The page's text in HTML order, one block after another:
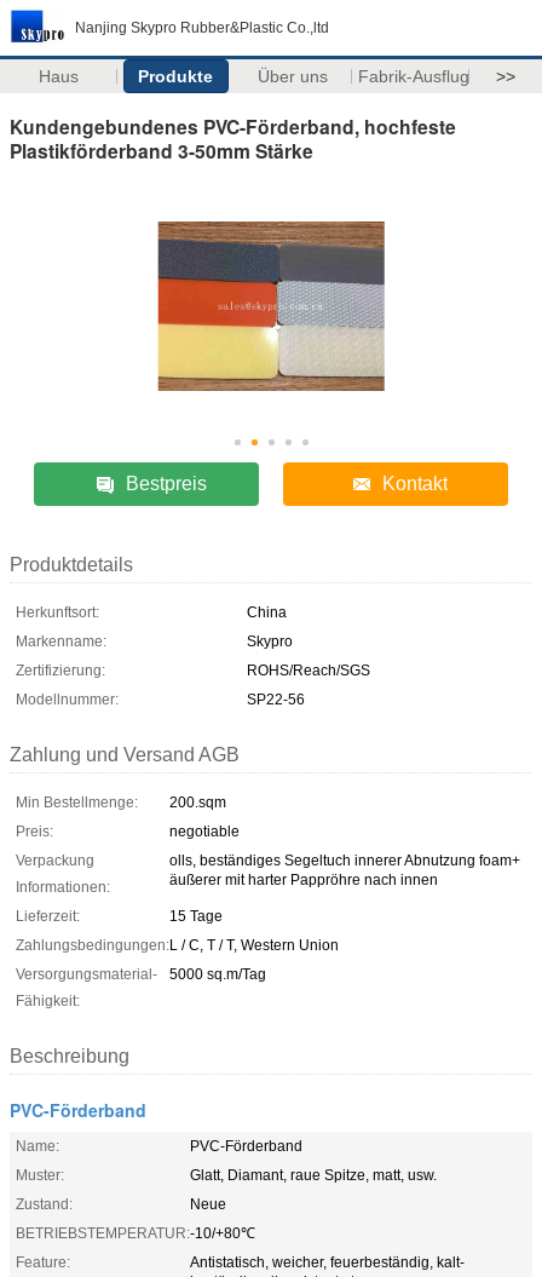
Nanjing Skypro Rubber&Plastic Co.,ltd
Haus Produkte Über uns Fabrik-Ausflug >>
Kundengebundenes PVC-Förderband, hochfeste
Plastikförderband 3-50mm Stärke
Bestpreis Kontakt
Produktdetails
Herkunftsort:
China
Markenname:
Skypro
Zertifizierung:
ROHS/Reach/SGS
Modellnummer:
SP22-56
Zahlung und Versand AGB
Min Bestellmenge:
200.sqm
Preis:
negotiable
Verpackung
Informationen:
olls, beständiges Segeltuch innerer Abnutzung foam+
äußerer mit harter Pappröhre nach innen
Lieferzeit:
15 Tage
Zahlungsbedingungen:L / C, T / T, Western Union
Versorgungsmaterial-
Fähigkeit:
5000 sq.m/Tag
Beschreibung
PVC-Förderband
Name:
PVC-Förderband
Muster:
Glatt, Diamant, raue Spitze, matt, usw.
Zustand:
Neue
BETRIEBSTEMPERATUR:-10/+80℃
Feature:
Antistatisch, weicher, feuerbeständig, kalt-